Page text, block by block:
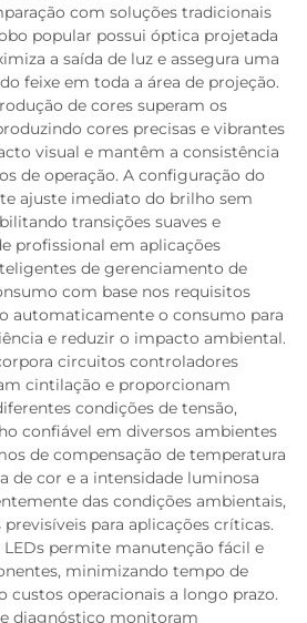
com soluções tradicionais
popular possui óptica projetada
a saída de luz e assegura uma
feixe em toda a área de projeção.
de cores superam os
cores precisas e vibrantes
visual e mantêm a consistência
de operação. A configuração do
ajuste imediato do brilho sem
transições suaves e
profissional em aplicações
de gerenciamento de
com base nos requisitos
automaticamente o consumo para
e reduzir o impacto ambiental.
circuitos controladores
cintilação e proporcionam
condições de tensão,
confiável em diversos ambientes
de compensação de temperatura
de cor e a intensidade luminosa
das condições ambientais,
para aplicações críticas.
permite manutenção fácil e
minimizando tempo de
custos operacionais a longo prazo.
diagnóstico monitoram